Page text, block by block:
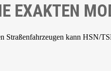
EXAKTEN
kann HSN/